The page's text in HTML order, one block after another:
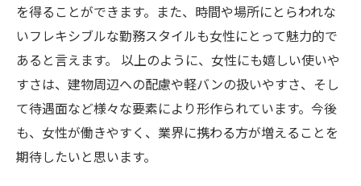
を得ることができます。また、時間や場所にとらわれな
いフレキシブルな勤務スタイルも女性にとって魅力的で
あると言えます。 以上のように、女性にも嬉しい使いや
すさは、建物周辺への配慮や軽バンの扱いやすさ、そし
て待遇面など様々な要素により形作られています。今後
も、女性が働きやすく、業界に携わる方が増えることを
期待したいと思います。